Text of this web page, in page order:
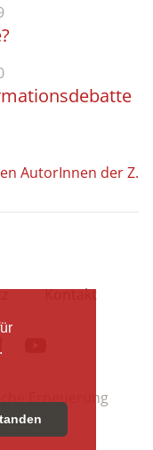
AutorInnen der Z.
Kontakt
Erneuerung